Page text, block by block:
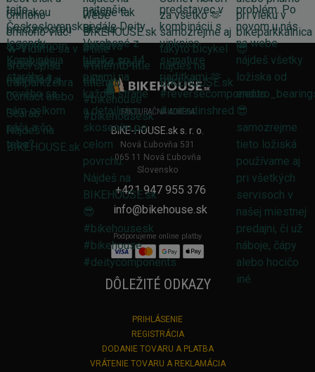
FAKTURAČNÁ ADRESA
BIKE-HOUSE.sk s. r. o.
Nová Ľubovňa 531
065 11 Nová Ľubovňa
Slovensko
+421 947 955 376
info@bikehouse.sk
Podporujeme online platby
DÔLEŽITÉ ODKAZY
PRIHLÁSENIE
REGISTRÁCIA
DODANIE TOVARU A PLATBA
VRÁTENIE TOVARU A REKLAMÁCIA